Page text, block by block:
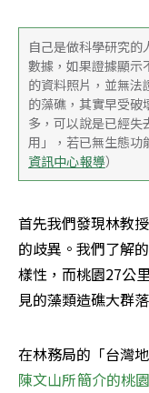
自己是做科學研究
數據，如果證據顯示
的資料照片，並無法
的藻礁，其實早受破
多，可以說是已經失
用」，若已無生態功
資訊中心報導）
首先我們發現林教
的歧異。我們了解
樣性，而桃園27公
見的藻類造礁大群落
在林務局的「台灣
陳文山所簡介的桃